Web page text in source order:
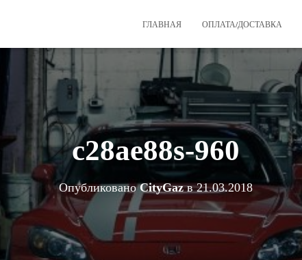
ГЛАВНАЯ ОПЛАТА/ДОСТАВКА
c28ae88s-960
ОпубликованоCityGazв21.03.2018